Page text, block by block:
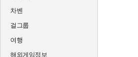
차벤
걸그룹
여행
해외게임정보